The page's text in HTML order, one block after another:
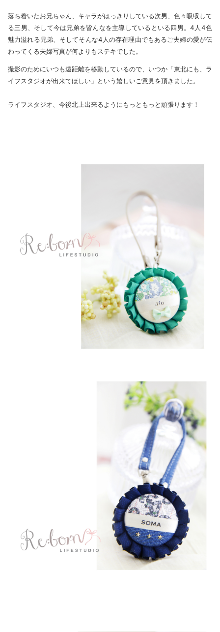
落ち着いたお兄ちゃん、キャラがはっきりしている次男、色々吸収して
る三男、そして今は兄弟を皆んなを主導しているといる四男。4人4色
魅力溢れる兄弟、そしてそんな4人の存在理由でもあるご夫婦の愛が伝
わってくる夫婦写真が何よりもステキでした。
撮影のためにいつも遠距離を移動しているので、いつか「東北にも、ラ
イフスタジオが出来てほしい」という嬉しいご意見を頂きました。
ライフスタジオ、今後北上出来るようにもっともっと頑張ります！